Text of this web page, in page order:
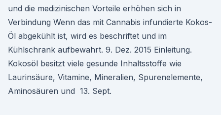
und die medizinischen Vorteile erhöhen sich in
Verbindung Wenn das mit Cannabis infundierte Kokos-
Öl abgekühlt ist, wird es beschriftet und im
Kühlschrank aufbewahrt. 9. Dez. 2015 Einleitung.
Kokosöl besitzt viele gesunde Inhaltsstoffe wie
Laurinsäure, Vitamine, Mineralien, Spurenelemente,
Aminosäuren und 13. Sept.